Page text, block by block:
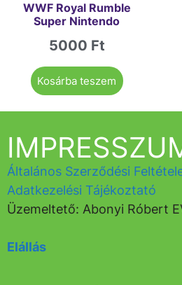
WWF Royal Rumble
Super Nintendo
5000 Ft
Kosárba teszem
Általános Szerződési
Adatkezelési Tájékoztató
Üzemeltető: Abonyi Róbert
Elállás